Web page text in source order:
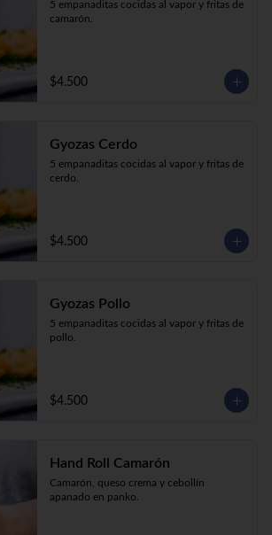
5 empanaditas cocidas al vapor y fritas de
camarón.
$4.500
Gyozas Cerdo
5 empanaditas cocidas al vapor y fritas de
cerdo.
$4.500
Gyozas Pollo
5 empanaditas cocidas al vapor y fritas de
pollo.
$4.500
Hand Roll Camarón
Camarón, queso crema y cebollín
apanado en panko.